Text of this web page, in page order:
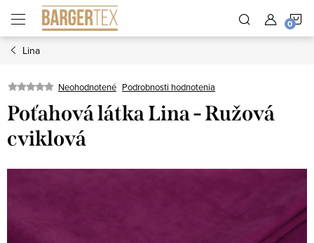
obsah
Lina
Neohodnotené Podrobnosti hodnotenia
Poťahová látka Lina - Ružová
cviklová